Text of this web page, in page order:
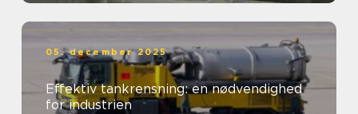
05. december 2025
Effektiv tankrensning: en nødvendighed
for industrien